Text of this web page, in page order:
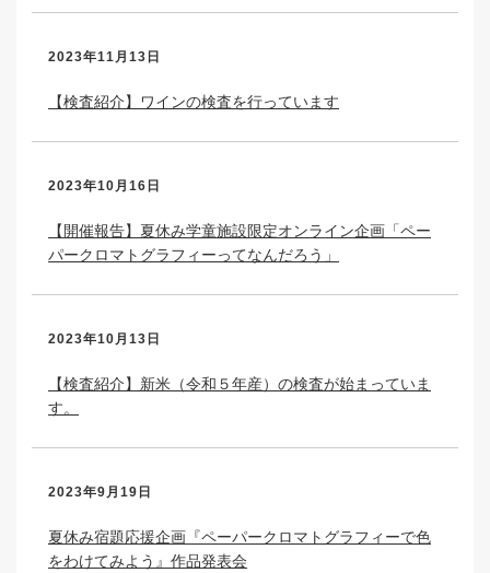
2023年11月13日
【検査紹介】ワインの検査を行っています
2023年10月16日
【開催報告】夏休み学童施設限定オンライン企画「ペー
パークロマトグラフィーってなんだろう」
2023年10月13日
【検査紹介】新米（令和５年産）の検査が始まっていま
す。
2023年9月19日
夏休み宿題応援企画『ペーパークロマトグラフィーで色
をわけてみよう』作品発表会